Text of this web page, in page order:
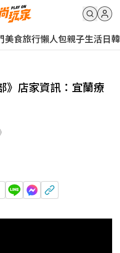
美食旅行懶人包親子生活日韓
》店家資訊：宜蘭療